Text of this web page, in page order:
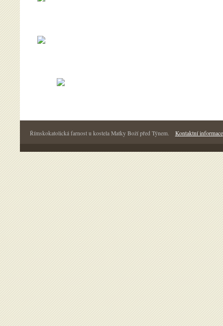
Římskokatolická farnost u kostela Matky Boží před Týnem. Kontaktní informace